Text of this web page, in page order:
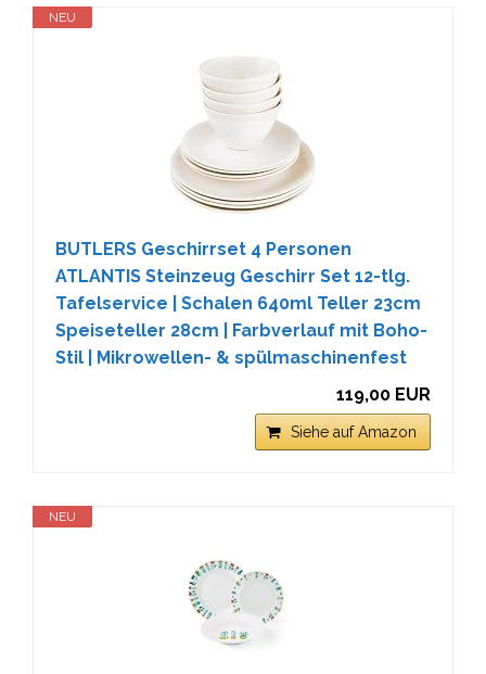
NEU
BUTLERS Geschirrset 4 Personen
ATLANTIS Steinzeug Geschirr Set 12-tlg.
Tafelservice | Schalen 640ml Teller 23cm
Speiseteller 28cm | Farbverlauf mit Boho-
Stil | Mikrowellen- & spülmaschinenfest
119,00 EUR
Siehe auf Amazon
NEU